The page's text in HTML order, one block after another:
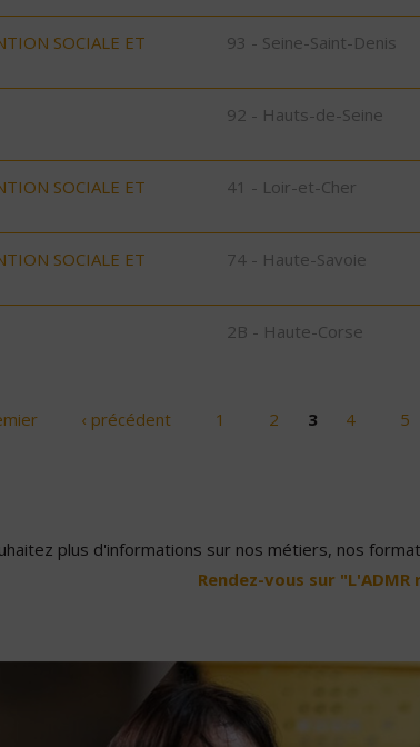
SOCIALE ET
93 - Seine-Saint-Denis
92 - Hauts-de-Seine
SOCIALE ET
41 - Loir-et-Cher
SOCIALE ET
74 - Haute-Savoie
2B - Haute-Corse
‹ précédent 1 2 3 4 5
plus d'informations sur nos métiers, nos
Rendez-vous sur